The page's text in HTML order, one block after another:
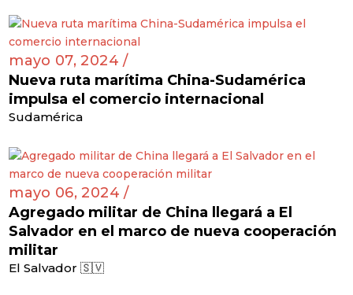
mayo 07, 2024 /
Nueva ruta marítima China-Sudamérica
impulsa el comercio internacional
Sudamérica
mayo 06, 2024 /
Agregado militar de China llegará a El
Salvador en el marco de nueva cooperación
militar
El Salvador 🇸🇻